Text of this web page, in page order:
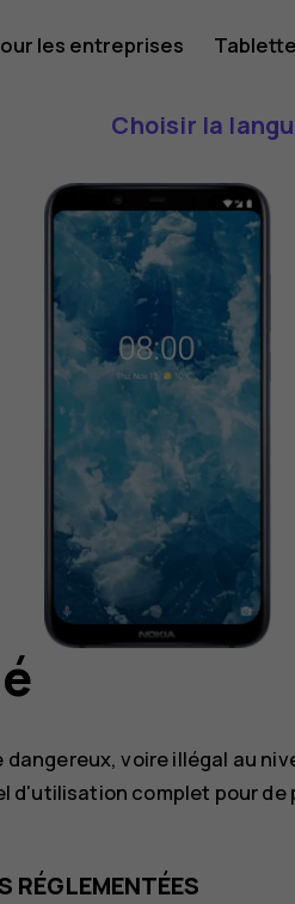
les entreprises
Choisir la
voire illégal au
d'utilisation complet pour de
RÉGLEMENTÉES